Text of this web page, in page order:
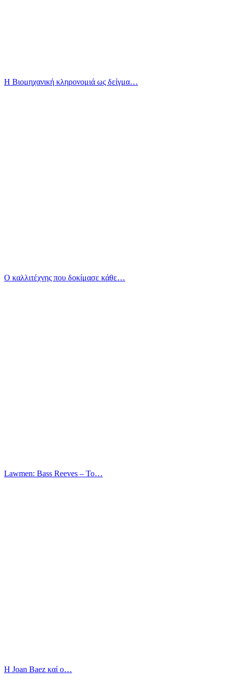
Η Βιομηχανική κληρονομιά ως δείγμα…
Ο καλλιτέχνης που δοκίμασε κάθε…
Lawmen: Bass Reeves – Το…
Η Joan Baez καί ο…